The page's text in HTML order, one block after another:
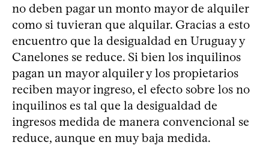
no deben pagar un monto mayor de alquiler
como si tuvieran que alquilar. Gracias a esto
encuentro que la desigualdad en Uruguay y
Canelones se reduce. Si bien los inquilinos
pagan un mayor alquiler y los propietarios
reciben mayor ingreso, el efecto sobre los no
inquilinos es tal que la desigualdad de
ingresos medida de manera convencional se
reduce, aunque en muy baja medida.